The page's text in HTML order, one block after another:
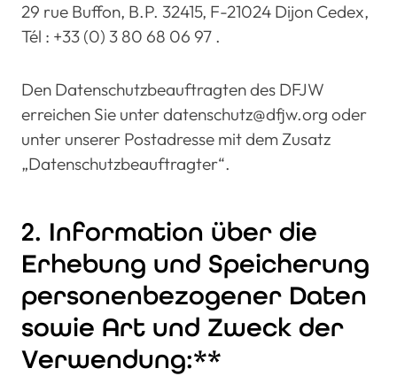
29 rue Buffon, B.P. 32415, F-21024 Dijon Cedex,
Tél : +33 (0) 3 80 68 06 97 .
Den Datenschutzbeauftragten des DFJW
erreichen Sie unter datenschutz@dfjw.org oder
unter unserer Postadresse mit dem Zusatz
„Datenschutzbeauftragter“.
2. Information über die
Erhebung und Speicherung
personenbezogener Daten
sowie Art und Zweck der
Verwendung:**